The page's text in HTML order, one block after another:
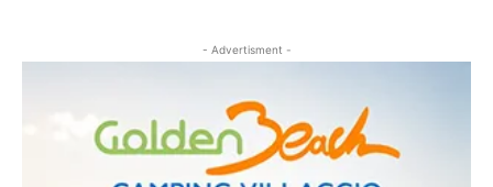
- Advertisment -